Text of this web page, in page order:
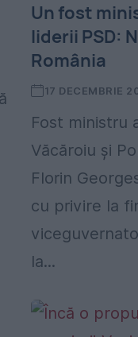
Un fost
liderii PSD:
România
17 DECEMBRIE
Fost ministru
Văcăroiu și
Florin
cu privire la
la...